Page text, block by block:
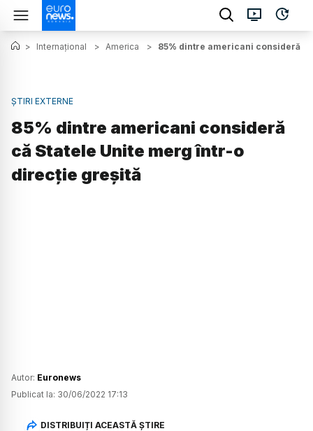
> Internațional > America > 85% dintre americani consideră
ȘTIRI EXTERNE
85% dintre americani consideră
că Statele Unite merg într-o
direcție greșită
Autor: Euronews
Publicat la: 30/06/2022 17:13
DISTRIBUIȚI ACEASTĂ ȘTIRE